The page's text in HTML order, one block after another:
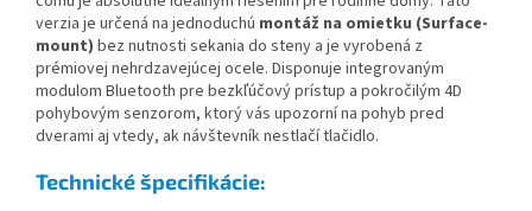
verzia je určená na jednoduchú montáž na omietku (Surface-
mount) bez nutnosti sekania do steny a je vyrobená z
prémiovej nehrdzavejúcej ocele. Disponuje integrovaným
modulom Bluetooth pre bezkľúčový prístup a pokročilým 4D
pohybovým senzorom, ktorý vás upozorní na pohyb pred
dverami aj vtedy, ak návštevník nestlačí tlačidlo.
Technické špecifikácie: